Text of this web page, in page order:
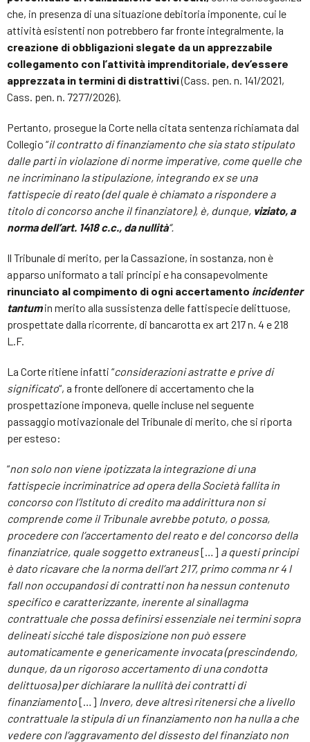
che, in presenza di una situazione debitoria imponente, cui le
attività esistenti non potrebbero far fronte integralmente, la
creazione di obbligazioni slegate da un apprezzabile
collegamento con l’attività imprenditoriale, dev’essere
apprezzata in termini di distrattivi(Cass. pen. n. 141/2021,
Cass. pen. n. 7277/2026).
Pertanto, prosegue la Corte nella citata sentenza richiamata dal
Collegio “il contratto di finanziamento che sia stato stipulato
dalle parti in violazione di norme imperative, come quelle che
ne incriminano la stipulazione, integrando ex se una
fattispecie di reato (del quale è chiamato a rispondere a
titolo di concorso anche il finanziatore), è, dunque, viziato, a
norma dell’art. 1418 c.c., da nullità“.
Il Tribunale di merito, per la Cassazione, in sostanza, non è
apparso uniformato a tali principi e ha consapevolmente
rinunciato al compimento di ogni accertamento incidenter
tantum in merito alla sussistenza delle fattispecie delittuose,
prospettate dalla ricorrente, di bancarotta ex art 217 n. 4 e 218
L.F.
La Corte ritiene infatti “considerazioni astratte e prive di
significato“, a fronte dell’onere di accertamento che la
prospettazione imponeva, quelle incluse nel seguente
passaggio motivazionale del Tribunale di merito, che si riporta
per esteso:
“non solo non viene ipotizzata la integrazione di una
fattispecie incriminatrice ad opera della Società fallita in
concorso con l’Istituto di credito ma addirittura non si
comprende come il Tribunale avrebbe potuto, o possa,
procedere con l’accertamento del reato e del concorso della
finanziatrice, quale soggetto extraneus[…] a questi principi
è dato ricavare che la norma dell’art 217, primo comma nr 4 l
fall non occupandosi di contratti non ha nessun contenuto
specifico e caratterizzante, inerente al sinallagma
contrattuale che possa definirsi essenziale nei termini sopra
delineati sicché tale disposizione non può essere
automaticamente e genericamente invocata (prescindendo,
dunque, da un rigoroso accertamento di una condotta
delittuosa) per dichiarare la nullità dei contratti di
finanziamento[…] Invero, deve altresì ritenersi che a livello
contrattuale la stipula di un finanziamento non ha nulla a che
vedere con l’aggravamento del dissesto del finanziato non